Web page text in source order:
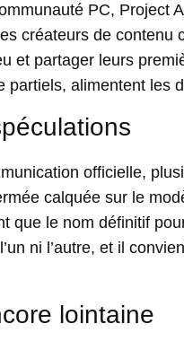
PC, Project
créateurs de contenu
et partager leurs
partiels, alimentent les
officielle,
calquée sur le
que le nom définitif
ni l’autre, et il
lointaine